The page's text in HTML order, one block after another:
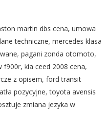
martin dbs cena, umowa
techniczne, mercedes klasa
pagani zonda otomoto,
kia ceed 2008 cena,
z opisem, ford transit
pozycyjne, toyota avensis
zmiana jezyka w